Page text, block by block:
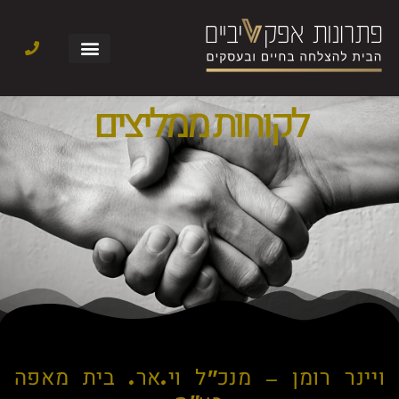
לקוחות ממליצים
ויינר רומן – מנכ"ל וי.אר. בית מאפה